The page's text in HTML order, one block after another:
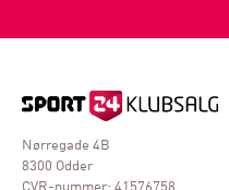
Nørregade 4B
8300 Odder
CVR-nummer: 41576758